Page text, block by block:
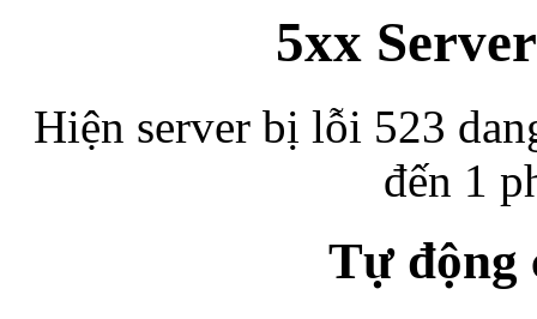
5xx
Hiện server bị lỗi 523
đến 1
Tự động